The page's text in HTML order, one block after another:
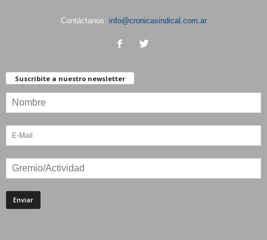
Contáctanos: info@cronicasindical.com.ar
Suscribite a nuestro newsletter